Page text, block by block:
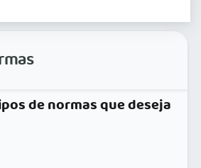
de normas que deseja